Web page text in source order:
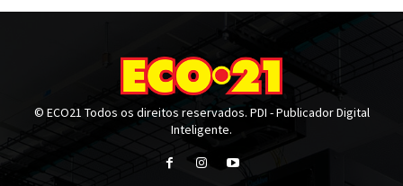
© ECO21 Todos os direitos reservados. PDI - Publicador Digital
Inteligente.